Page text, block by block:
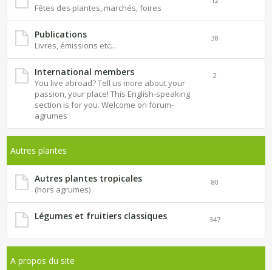
Fêtes des plantes, marchés, foires
Publications
Livres, émissions etc...
38
International members
You live abroad? Tell us more about your
passion, your place! This English-speaking
section is for you. Welcome on forum-
agrumes
2
Autres plantes
Autres plantes tropicales
(hors agrumes)
80
Légumes et fruitiers classiques 347
A propos du site